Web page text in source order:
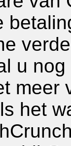
u
meer
het